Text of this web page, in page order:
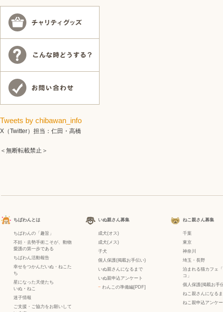
Tweets by chibawan_info
X（Twitter）担当：仁田・高橋
＜無断転載禁止＞
ちばわんとは
ちばわんの「趣旨」
不妊・去勢手術こそが、動物
愛護の第一歩である
ちばわん活動報告
幸せをつかんだいぬ・ねこた
ち
星になった天使たち
いぬ ・ ねこ
迷子情報
ご支援・ご協力をお願いして
いぬ親さん募集
成犬(オス)
成犬(メス)
子犬
個人保護(掲載お手伝い)
いぬ親さんになるまで
いぬ親申込アンケート
− わんこの準備編[PDF]
ねこ親さん募集
千葉
東京
神奈川
埼玉・長野
泊まれる猫カフェ
コ」
個人保護(掲載お手
ねこ親さんになる
ねこ親申込アンケ